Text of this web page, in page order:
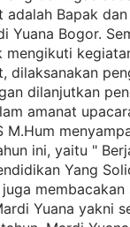
adalah Bapak
Yuana Bogor.
mengikuti
dilaksanakan
dilanjutkan
amanat
M.Hum
ini, yaitu "
Yang
Yuana yakni